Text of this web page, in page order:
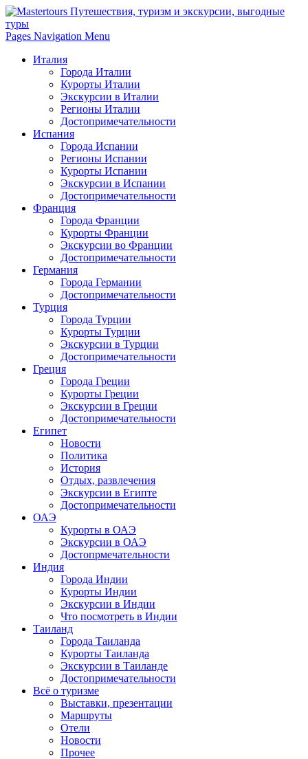
Pages Navigation Menu
Италия
Города Италии
Курорты Италии
Экскурсии в Италии
Регионы Италии
Достопримечательности
Испания
Города Испании
Регионы Испании
Курорты Испании
Экскурсии в Испании
Достопримечательности
Франция
Города Франции
Курорты Франции
Экскурсии во Франции
Достопримечательности
Германия
Города Германии
Достопримечательности
Турция
Города Турции
Курорты Турции
Экскурсии в Турции
Достопримечательности
Греция
Города Греции
Курорты Греции
Экскурсии в Греции
Достопримечательности
Египет
Новости
Политика
История
Отдых, развлечения
Экскурсии в Египте
Достопримечательности
ОАЭ
Курорты в ОАЭ
Экскурсии в ОАЭ
Достопрмечательности
Индия
Города Индии
Курорты Индии
Экскурсии в Индии
Что посмотреть в Индии
Таиланд
Города Таиланда
Курорты Таиланда
Экскурсии в Таиланде
Достопримечательности
Всё о туризме
Выставки, презентации
Маршруты
Отели
Новости
Прочее